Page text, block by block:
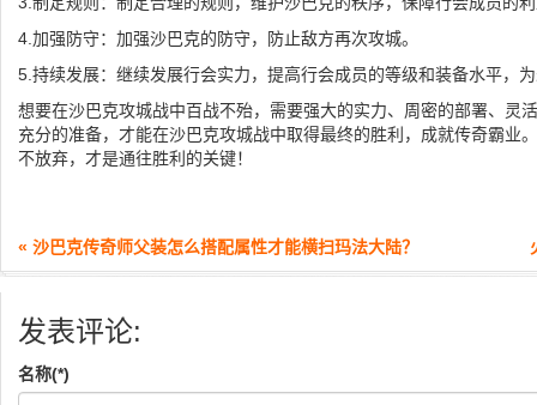
4.加强防守：加强沙巴克的防守，防止敌方再次攻城。
5.持续发展：继续发展行会实力，提高行会成员的等级和装备水平，
想要在沙巴克攻城战中百战不殆，需要强大的实力、周密的部署、灵
充分的准备，才能在沙巴克攻城战中取得最终的胜利，成就传奇霸业
不放弃，才是通往胜利的关键！
« 沙巴克传奇师父装怎么搭配属性才能横扫玛法大陆？
发表评论:
名称(*)